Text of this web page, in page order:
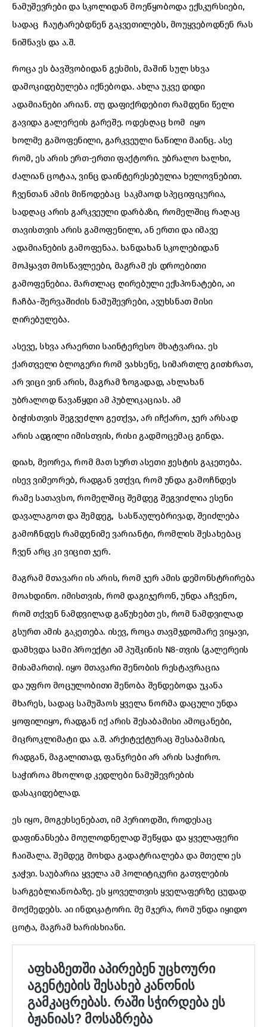
ნამუშევრები და სკოლიდან მოეწყობოდა ექსკურსიები,
სადაც ჩაუტარებდნენ გაკვეთილებს, მოუყვებოდნენ რას
ნიშნავს და ა.შ.
როცა ეს ბავშვობიდან გესმის, მაშინ სულ სხვა
დამოკიდებულება იქნებოდა. ახლა უკვე დიდი
ადამიანები არიან. თუ დაფიქრდებით რამდენი წელი
გავიდა გალერეის გარეშე. ოდესღაც ხომ იყო
ხოლმე გამოფენილი, გარკვეული ნაწილი მაინც. ასე
რომ, ეს არის ერთ-ერთი ფაქტორი. უბრალო ხალხი,
ძალიან ცოტაა, ვინც დაინტერესებულია ხელოვნებით.
ჩვენთან ამის მიწოდებაც საკმაოდ სპეციფიკურია,
სადღაც არის გარკვეული დარბაზი, რომელშიც რაღაც
თავისთვის არის გამოფენილი, ან ერთი და იმავე
ადამიანების გამოფენაა. ხანდახან სკოლებიდან
მოჰყავთ მოსწავლეები, მაგრამ ეს დროებითი
გამოფენებია. მართლაც ღირებული ექსპონატები, აი
ჩაჩბა-შერვაშიძის ნამუშევრები, ავუხსნათ მისი
ღირებულება.
ასევე, სხვა არაერთი საინტერესო მხატვარია. ეს
ქართველი ბლოგერი რომ ვახსენე, სიმართლე გითხრათ,
არ ვიცი ვინ არის, მაგრამ ზოგადად, ახლახან
უბრალოდ წავაწყდი ამ პუბლიკაციას. ამ
ბიჭისთვის შეგვეძლო გეთქვა, არ იჩქარო, ჯერ არსად
არის ადგილი იმისთვის, რისი გადმოცემაც გინდა.
დიახ, მეორეა, რომ მათ სურთ ასეთი ჟესტის გაკეთება.
ისევ ვიმეორებ, რადგან ვთქვი, რომ უნდა გამოჩნდეს
რამე სათავსო, რომელშიც შემდეგ შეგვიძლია ესენი
დავალაგოთ და შემდეგ, სასწაულებრივად, შეიძლება
გამოჩნდეს რამდენიმე ვარიანტი, რომლის შესახებაც
ჩვენ არც კი ვიცით ჯერ.
მაგრამ მთავარი ის არის, რომ ჯერ ამის დემონსტრირება
მოახდინო. იმისთვის, რომ დაგიჯერონ, უნდა აჩვენო,
რომ თქვენ ნამდვილად გაწუხებთ ეს, რომ ნამდვილად
გსურთ ამის გაკეთება. ისევ, როცა თავმჯდომარე ვიყავი,
დამხვდა სამი პროექტი ამ პუშკინის N8-თვის (გალერეის
მისამართი). იყო მთავარი შენობის რესტავრაცია
და უფრო მოცულობითი შენობა შენდებოდა უკანა
მხარეს, სადაც სამუშაოს ყველა ნორმა დაცული უნდა
ყოფილიყო, რადგან იქ არის შესაბამისი ამოცანები,
მიკროკლიმატი და ა.შ. არქიტექტურაც შესაბამისი,
რადგან, მაგალითად, ფანჯრები არ არის საჭირო.
საჭიროა მხოლოდ კედლები ნამუშევრების
დასაკიდებლად.
ეს იყო, მოგეხსენებათ, იმ პერიოდში, როდესაც
დაფინანსება მოულოდნელად შეწყდა და ყველაფერი
ჩაიშალა. შემდეგ მოხდა გადატრიალება და მთელი ეს
ჯაჭვი. საუბარია ყველა ამ პოლიტიკური გათვლების
სარგებლიანობაზე. ეს ყოველთვის ყველაფერზე ცუდად
მოქმედებს. აი ინდიკატორი. მე მჯერა, რომ უნდა იყიდო
ცოტა, მაგრამ ხარისხიანი.